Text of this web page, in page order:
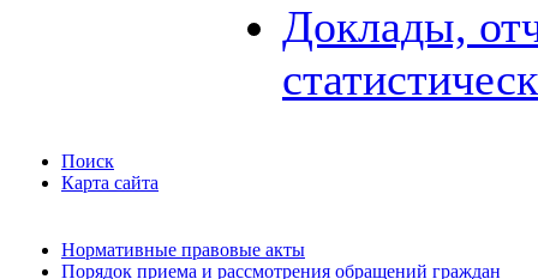
Доклады,
Поиск
Карта сайта
Нормативные правовые акты
Порядок приема и рассмотрения обращений граждан